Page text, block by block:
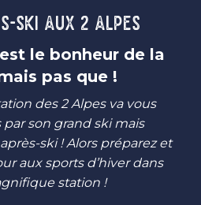
SKI AUX 2 ALPES
le bonheur de la
pas que !
des 2 Alpes va vous
par son grand ski mais
ski ! Alors préparez et
aux sports d’hiver dans
station !